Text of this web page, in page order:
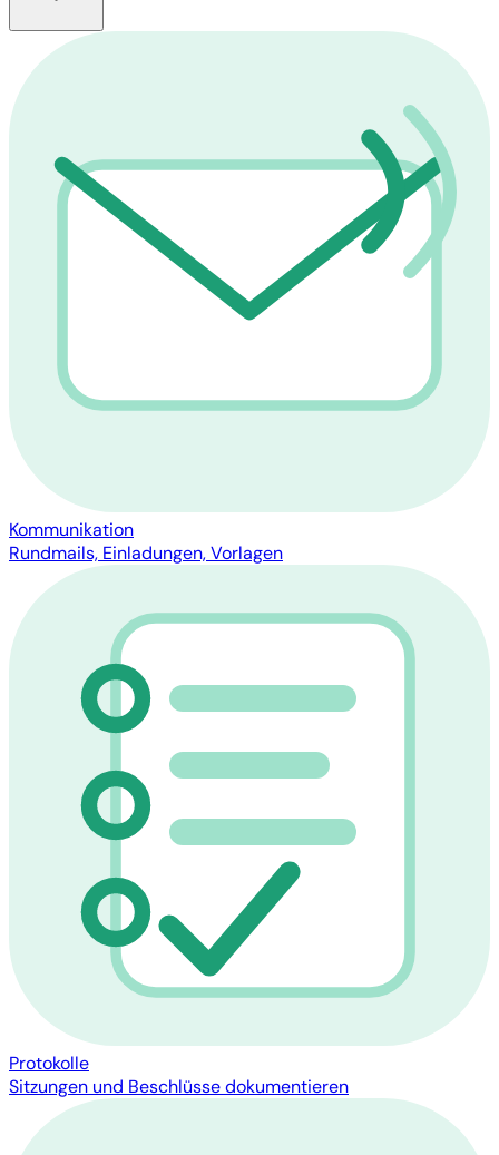
Kommunikation
Rundmails, Einladungen, Vorlagen
Protokolle
Sitzungen und Beschlüsse dokumentieren